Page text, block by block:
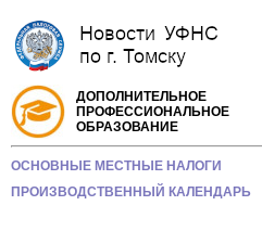
ДОПОЛНИТЕЛЬНОЕ
ПРОФЕССИОНАЛЬНОЕ
ОБРАЗОВАНИЕ
ОСНОВНЫЕ МЕСТНЫЕ НАЛОГИ
ПРОИЗВОДСТВЕННЫЙ КАЛЕНДАРЬ